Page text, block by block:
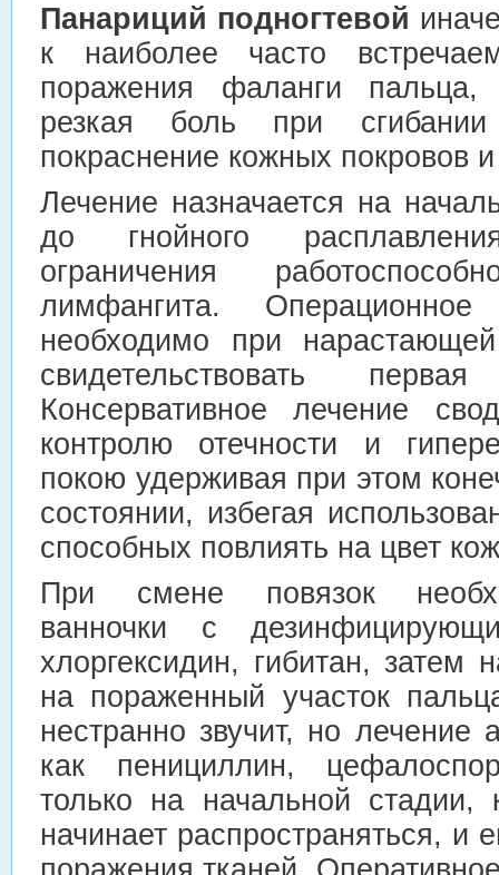
Панариций подногтевой
к наиболее часто
поражения фаланги пальца,
резкая боль при сгибании
покраснение кожных покровов
Лечение назначается на
до гнойного
ограничения
лимфангита.
необходимо при
свидетельствовать
Консервативное лечение
контролю отечности и
покою удерживая при этом
состоянии, избегая
способных повлиять на цвет
При смене повязок
ванночки с
хлоргексидин, гибитан, затем
на пораженный участок
нестранно звучит, но лечение
как пенициллин,
только на начальной
начинает распространяться, и